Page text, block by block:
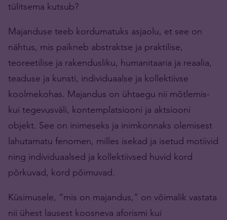
tülitsema kutsub?
Majanduse teeb kordumatuks asjaolu, et see on
nähtus, mis paikneb abstraktse ja praktilise,
teoreetilise ja rakendusliku, humanitaaria ja reaalia,
teaduse ja kunsti, individuaalse ja kollektiivse
koolmekohas. Majandus on ühtaegu nii mõtlemis-
kui tegevusväli, kontemplatsiooni ja aktsiooni
objekt. See on inimeseks ja inimkonnaks olemisest
lahutamatu fenomen, milles isekad ja isetud motiivid
ning individuaalsed ja kollektiivsed huvid kord
põrkuvad, kord põimuvad.
Küsimusele, “mis on majandus,” on võimalik vastata
nii ühest lausest koosneva aforismi kui